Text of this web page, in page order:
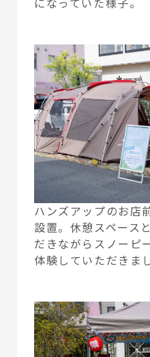
になっていた様子。
ハンズアップのお店
設置。休憩スペース
だきながらスノーピ
体験していただきま